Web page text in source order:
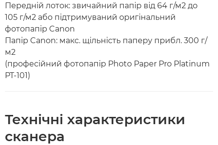
Передній лоток: звичайний папір від 64 г/м2 до
105 г/м2 або підтримуваний оригінальний
фотопапір Canon
Папір Canon: макс. щільність паперу прибл. 300 г/
м2
(професійний фотопапір Photo Paper Pro Platinum
PT-101)
Технічні характеристики
сканера